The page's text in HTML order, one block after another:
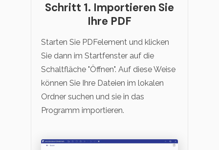
Schritt 1. Importieren Sie
Ihre PDF
Starten Sie PDFelement und klicken
Sie dann im Startfenster auf die
Schaltfläche "Öffnen". Auf diese Weise
können Sie Ihre Dateien im lokalen
Ordner suchen und sie in das
Programm importieren.